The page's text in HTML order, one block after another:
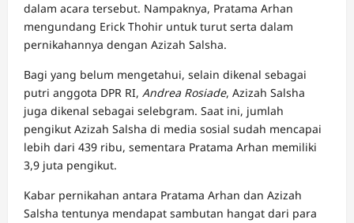
dalam acara tersebut. Nampaknya, Pratama Arhan
mengundang Erick Thohir untuk turut serta dalam
pernikahannya dengan Azizah Salsha.
Bagi yang belum mengetahui, selain dikenal sebagai
putri anggota DPR RI, Andrea Rosiade, Azizah Salsha
juga dikenal sebagai selebgram. Saat ini, jumlah
pengikut Azizah Salsha di media sosial sudah mencapai
lebih dari 439 ribu, sementara Pratama Arhan memiliki
3,9 juta pengikut.
Kabar pernikahan antara Pratama Arhan dan Azizah
Salsha tentunya mendapat sambutan hangat dari para